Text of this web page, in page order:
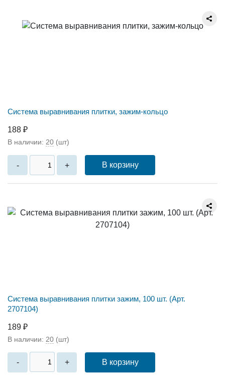
Система выравнивания плитки, зажим-кольцо
188 ₽
В наличии: 20 (шт)
- + В корзину
Система выравнивания плитки зажим, 100 шт. (Арт.
2707104)
189 ₽
В наличии: 20 (шт)
- + В корзину